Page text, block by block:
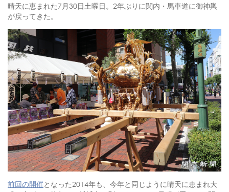
晴天に恵まれた7月30日土曜日。2年ぶりに関内・馬車道に御神輿
が戻ってきた。
前回の開催となった2014年も、今年と同じように晴天に恵まれ大